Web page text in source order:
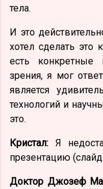
тела.
И это
хотел сделать это
есть
зрения, я мог
является
технологий и
это.
Кристал: Я
презентацию
Доктор Джозеф